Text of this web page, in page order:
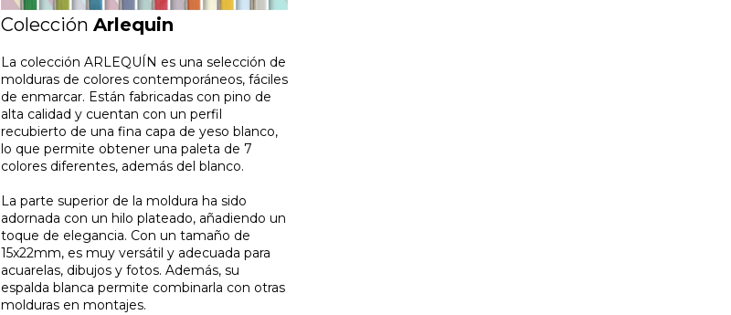
Colección Arlequin
La colección ARLEQUÍN es una selección de
molduras de colores contemporáneos, fáciles
de enmarcar. Están fabricadas con pino de
alta calidad y cuentan con un perfil
recubierto de una fina capa de yeso blanco,
lo que permite obtener una paleta de 7
colores diferentes, además del blanco.
La parte superior de la moldura ha sido
adornada con un hilo plateado, añadiendo un
toque de elegancia. Con un tamaño de
15x22mm, es muy versátil y adecuada para
acuarelas, dibujos y fotos. Además, su
espalda blanca permite combinarla con otras
molduras en montajes.